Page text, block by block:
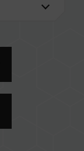
精度5軸
成
装着
）